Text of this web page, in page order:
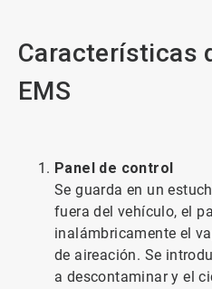
Características
EMS
Panel de control
Se guarda en un
fuera del vehículo, el
inalámbricamente el
de aireación. Se
a descontaminar y el